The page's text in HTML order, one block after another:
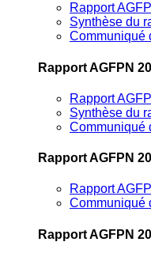
Rapport
Synthèse du
Communiqué
Rapport AGFPN
Rapport
Synthèse du
Communiqué
Rapport AGFPN
Rapport
Communiqué
Rapport AGFPN